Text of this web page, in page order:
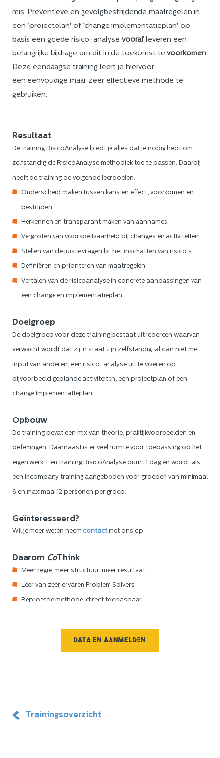
mis. Preventieve en gevolgbestrijdende maatregelen in
een `projectplan' of `change implementatieplan' op
basis een goede risico-analyse voorafleveren een
belangrijke bijdrage om dit in de toekomst te voorkomen.
Deze eendaagse training leert je hiervoor
een eenvoudige maar zeer effectieve methode te
gebruiken.
Resultaat
De training RisicoAnalyse biedt je alles dat je nodig hebt om
zelfstandig de RisicoAnalyse methodiek toe te passen. Daarbij
heeft de training de volgende leerdoelen:
Onderscheid maken tussen kans en effect, voorkomen en
bestrijden
Herkennen en transparant maken van aannames
Vergroten van voorspelbaarheid bij changes en activiteiten
Stellen van de juiste vragen bij het inschatten van risico’s
Definiëren en prioriteren van maatregelen
Vertalen van de risicoanalyse in concrete aanpassingen van
een change en implementatieplan
Doelgroep
De doelgroep voor deze training bestaat uit iedereen waarvan
verwacht wordt dat zij in staat zijn zelfstandig, al dan niet met
input van anderen, een risico-analyse uit te voeren op
bijvoorbeeld geplande activiteiten, een projectplan of een
change implementatieplan.
Opbouw
De training bevat een mix van theorie, praktijkvoorbeelden en
oefeningen. Daarnaast is er veel ruimte voor toepassing op het
eigen werk. Een training RisicoAnalyse duurt 1 dag en wordt als
een incompany training aangeboden voor groepen van minimaal
6 en maximaal 12 personen per groep.
Geïnteresseerd?
Wil je meer weten neem contactmet ons op.
Daarom CoThink
Meer regie, meer structuur, meer resultaat
Leer van zeer ervaren Problem Solvers
Beproefde methode, direct toepasbaar
Data en aanmelden
Trainingsoverzicht